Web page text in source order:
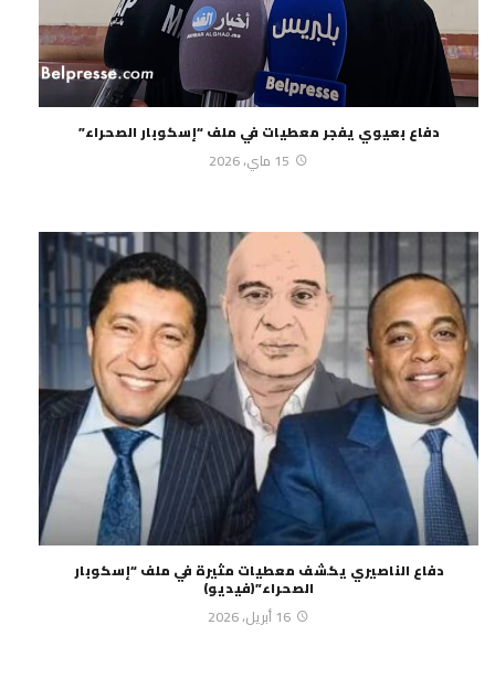
دفاع بعيوي يفجر معطيات في ملف “إسكوبار الصحراء”
15 ماي، 2026
دفاع الناصيري يكشف معطيات مثيرة في ملف “إسكوبار
الصحراء”(فيديو)
16 أبريل، 2026